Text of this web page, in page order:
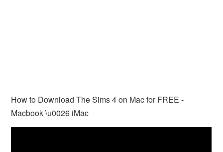
How to Download The Sims 4 on Mac for FREE -
Macbook \u0026 iMac